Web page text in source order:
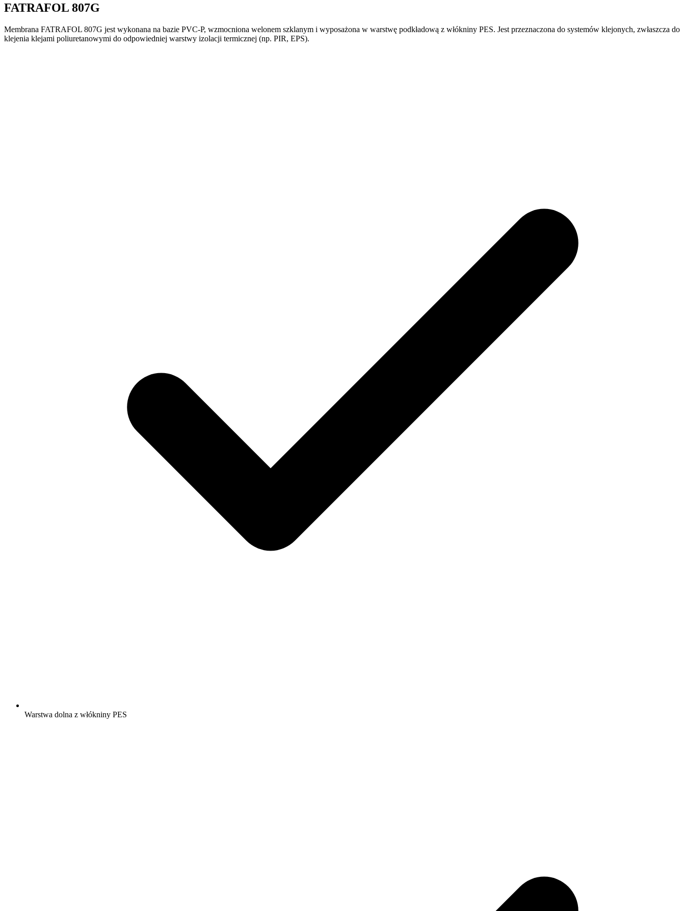
FATRAFOL 807G
Membrana FATRAFOL 807G jest wykonana na bazie PVC-P, wzmocniona welonem szklanym i wyposażona w warstwę podkładową z włókniny PES. Jest przeznaczona do systemów klejonych, zwłaszcza do
klejenia klejami poliuretanowymi do odpowiedniej warstwy izolacji termicznej (np. PIR, EPS).
Warstwa dolna z włókniny PES